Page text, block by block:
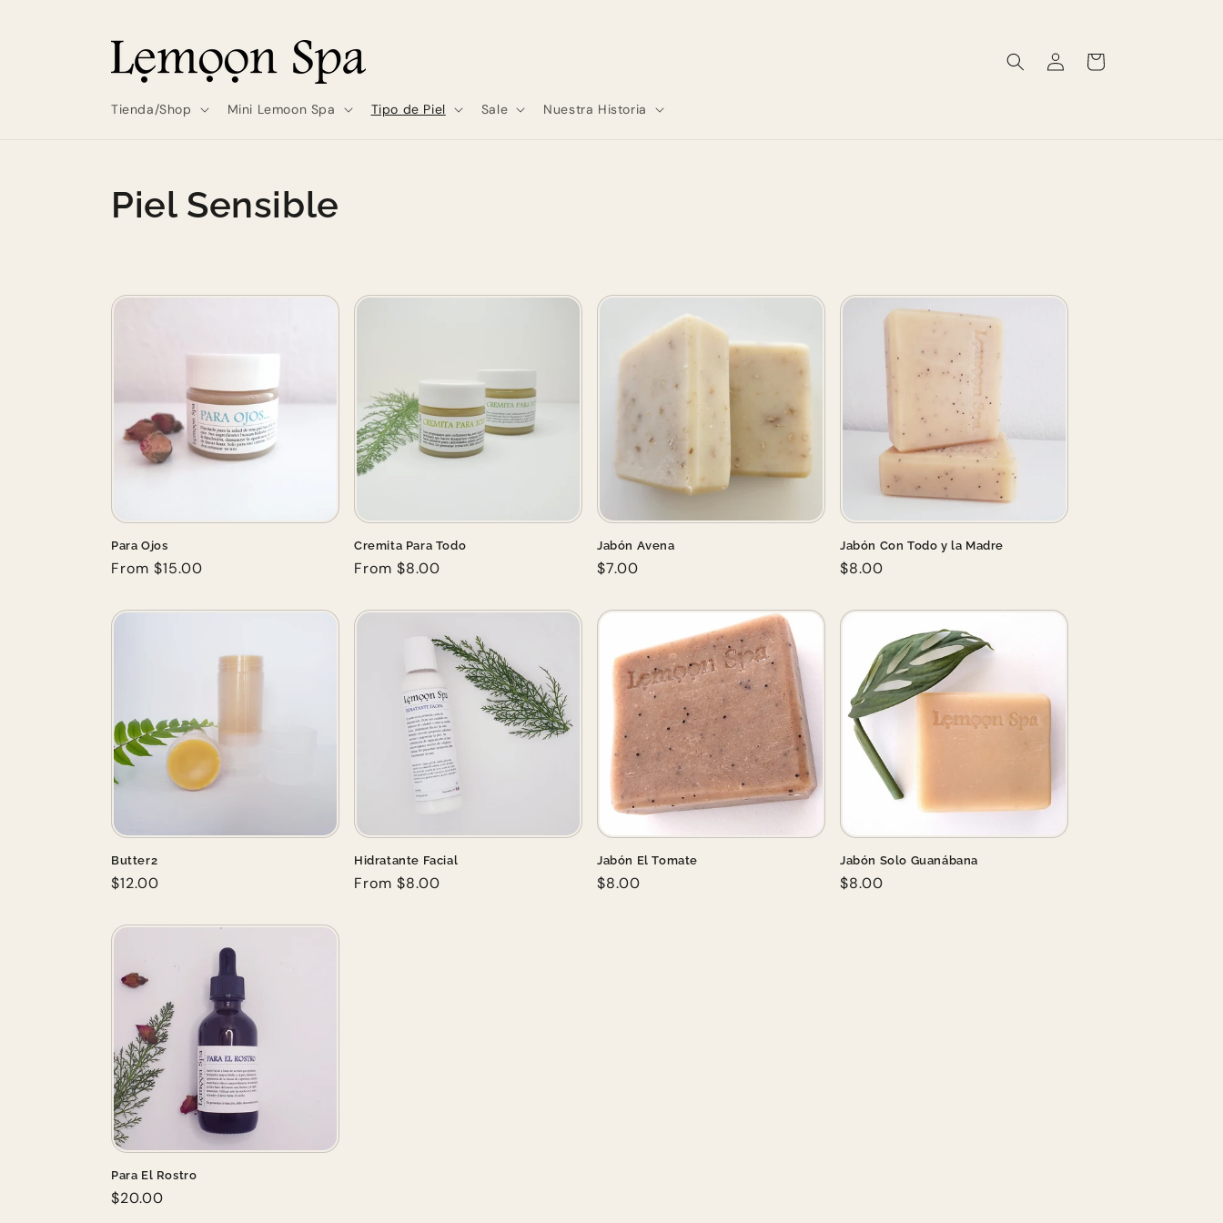
Tienda/Shop Mini Lemoon Spa Tipo de Piel Sale Nuestra Historia
in
Cart
C
l
c
i
o
n
Piel Sensible
Para Ojos
Regular
From $15.00
Cremita Para Todo
Regular
From $8.00
Jabón Avena
Regular
$7.00
Jabón Con Todo y la Madre
Regular
$8.00
Butter2
Regular
$12.00
Hidratante Facial
Regular
From $8.00
Jabón El Tomate
Regular
$8.00
Jabón Solo Guanábana
Regular
$8.00
Para El Rostro
Regular
$20.00